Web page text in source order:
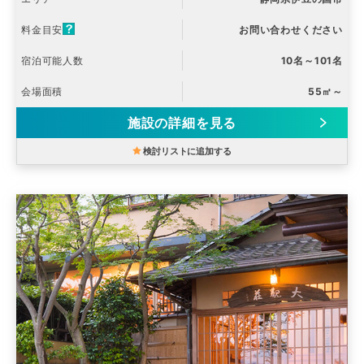
料金目安 お問い合わせください
宿泊可能人数 10名～101名
会場面積 55㎡～
施設の詳細を見る
検討リストに追加する